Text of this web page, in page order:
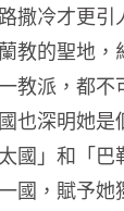
撒冷才更引
教的聖地
教派，都
也深明她
國」和「巴
國，賦予她